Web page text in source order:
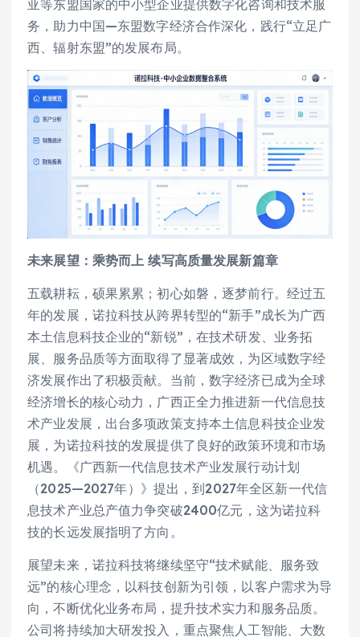
亚等东盟国家的中小型企业提供数字化咨询和技术服
务，助力中国—东盟数字经济合作深化，践行“立足广
西、辐射东盟”的发展布局。
未来展望：乘势而上 续写高质量发展新篇章
五载耕耘，硕果累累；初心如磐，逐梦前行。经过五
年的发展，诺拉科技从跨界转型的“新手”成长为广西
本土信息科技企业的“新锐”，在技术研发、业务拓
展、服务品质等方面取得了显著成效，为区域数字经
济发展作出了积极贡献。当前，数字经济已成为全球
经济增长的核心动力，广西正全力推进新一代信息技
术产业发展，出台多项政策支持本土信息科技企业发
展，为诺拉科技的发展提供了良好的政策环境和市场
机遇。《广西新一代信息技术产业发展行动计划
（2025—2027年）》提出，到2027年全区新一代信
息技术产业总产值力争突破2400亿元，这为诺拉科
技的长远发展指明了方向。
展望未来，诺拉科技将继续坚守“技术赋能、服务致
远”的核心理念，以科技创新为引领，以客户需求为导
向，不断优化业务布局，提升技术实力和服务品质。
公司将持续加大研发投入，重点聚焦人工智能、大数